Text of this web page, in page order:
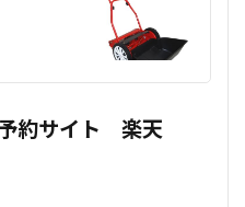
約サイト 楽天